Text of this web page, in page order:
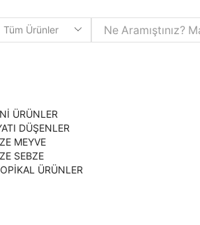
ÜRÜNLER
DÜŞENLER
MEYVE
SEBZE
ÜRÜNLER